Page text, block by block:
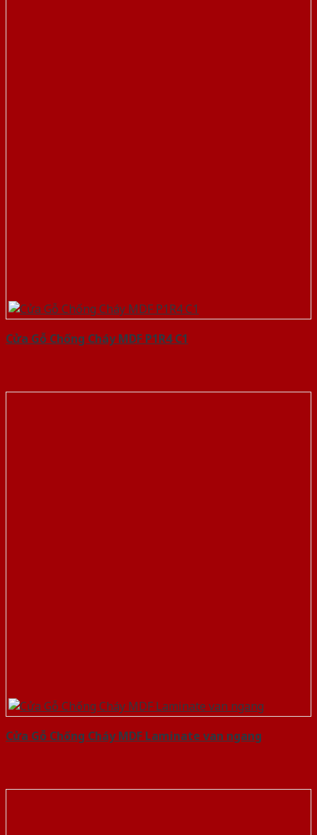
Cửa Gỗ Chống Cháy MDF P1R4 C1
Cửa Gỗ Chống Cháy MDF Laminate van ngang